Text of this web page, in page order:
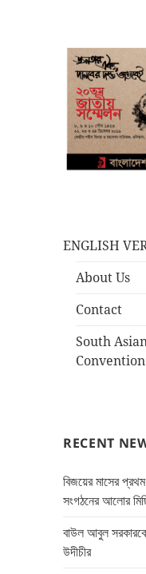
ENGLISH
About Us
Contact
South
RECENT
বিজয়ের মাসের
সংগঠনের আলোর
বাউল আবুল সরকারকে
উদীচীর